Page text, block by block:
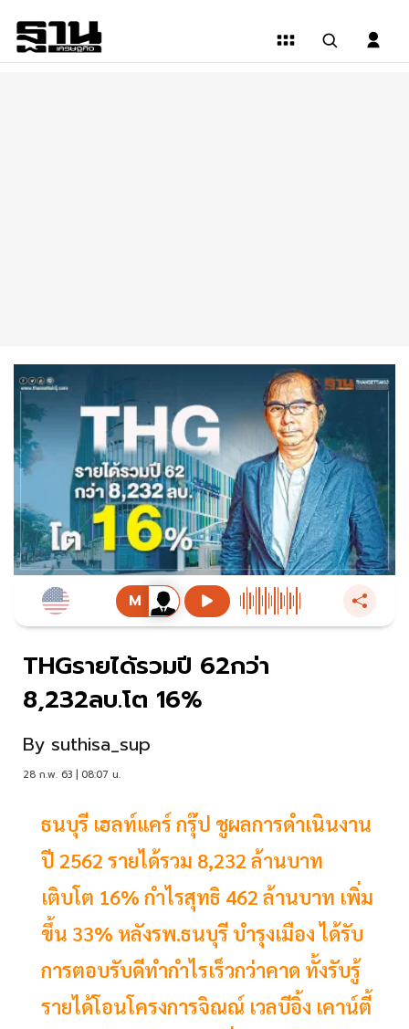
THGรายได้รวมปี 62กว่า
8,232ลบ.โต 16%
By suthisa_sup
28 ก.พ. 63 | 08:07 น.
ธนบุรี เฮลท์แคร์ กรุ๊ป ชูผลการดำเนินงาน
ปี 2562 รายได้รวม 8,232 ล้านบาท
เติบโต 16% กำไรสุทธิ 462 ล้านบาท เพิ่ม
ขึ้น 33% หลังรพ.ธนบุรี บำรุงเมือง ได้รับ
การตอบรับดีทำกำไรเร็วกว่าคาด ทั้งรับรู้
รายได้โอนโครงการจิณณ์ เวลบีอิ้ง เคาน์ตี้